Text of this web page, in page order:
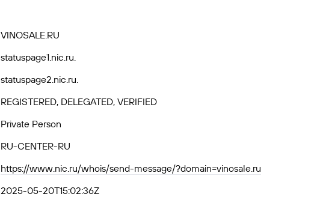
VINOSALE.RU
statuspage1.nic.ru.
statuspage2.nic.ru.
REGISTERED, DELEGATED, VERIFIED
Private Person
RU-CENTER-RU
https://www.nic.ru/whois/send-message/?domain=vinosale.ru
2025-05-20T15:02:36Z